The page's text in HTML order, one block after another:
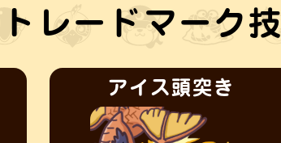
レードマーク技
アイス頭突き